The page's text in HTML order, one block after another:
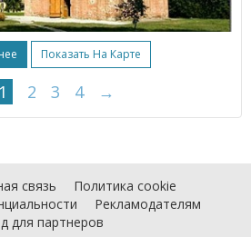
Показать На Карте
1 2 3 4 →
связь
Политика cookie
Рекламодателям
для партнеров